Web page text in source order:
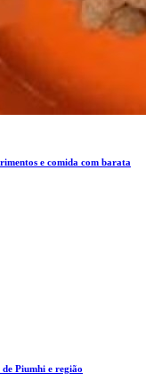
e comida com barata
Piumhi e região